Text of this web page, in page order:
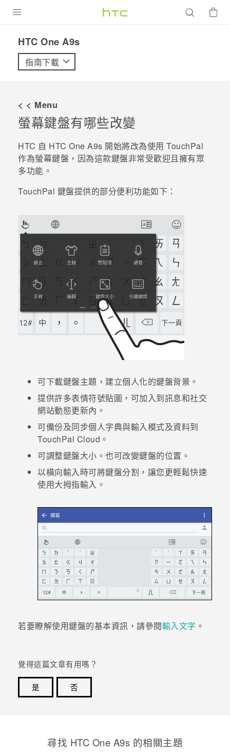
VIVE
配件
優惠專區
企業採購
VIVELAND
HTC One A9s‎
指南下載
< < Menu
螢幕鍵盤有哪些改變
HTC 自 HTC One A9s 開始將改為使用 TouchPal
作為螢幕鍵盤，因為這款鍵盤非常受歡迎且擁有眾
多功能。
TouchPal 鍵盤提供的部分便利功能如下：
可下載鍵盤主題，建立個人化的鍵盤背景。
提供許多表情符號貼圖，可加入到訊息和社交
網站動態更新內。
可備份及同步個人字典與輸入模式及資料到
TouchPal Cloud。
可調整鍵盤大小。也可改變鍵盤的位置。
以橫向輸入時可將鍵盤分割，讓您更輕鬆快速
使用大拇指輸入。
若要瞭解使用鍵盤的基本資訊，請參閱輸入文字 。
覺得這篇文章有用嗎？
是
否
尋找 HTC One A9s 的相關主題